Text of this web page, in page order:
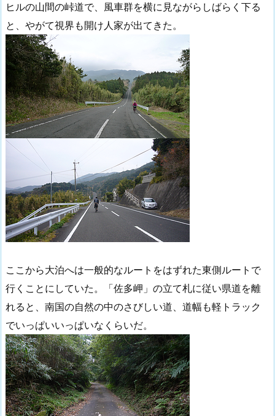
ヒルの山間の峠道で、風車群を横に見ながらしばらく下る
と、やがて視界も開け人家が出てきた。
ここから大泊へは一般的なルートをはずれた東側ルートで
行くことにしていた。「佐多岬」の立て札に従い県道を離
れると、南国の自然の中のさびしい道、道幅も軽トラック
でいっぱいいっぱいなくらいだ。